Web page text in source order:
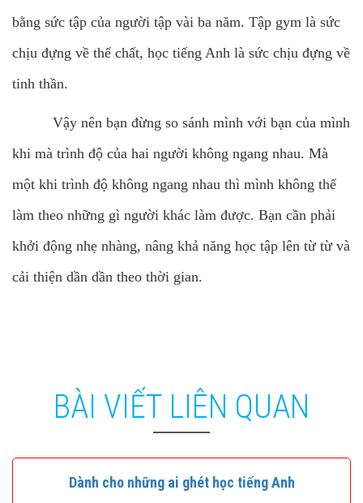
bằng sức tập của người tập vài ba năm. Tập gym là sức
chịu đựng về thể chất, học tiếng Anh là sức chịu đựng về
tinh thần.
Vậy nên bạn đừng so sánh mình với bạn của mình
khi mà trình độ của hai người không ngang nhau. Mà
một khi trình độ không ngang nhau thì mình không thể
làm theo những gì người khác làm được. Bạn cần phải
khởi động nhẹ nhàng, nâng khả năng học tập lên từ từ và
cải thiện dần dần theo thời gian.
BÀI VIẾT LIÊN QUAN
Dành cho những ai ghét học tiếng Anh